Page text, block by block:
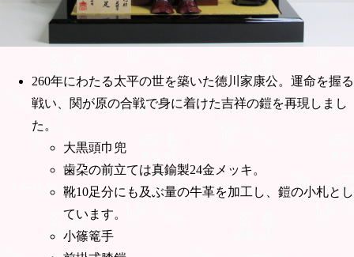
260年にわたる太平の世を築いた徳川家康公。運命を握る
戦い、関が原の合戦で身に着けた吉祥の鎧を再現しまし
た。
大黒頭巾兜
歯朶の前立ては真鍮製24金メッキ。
靴10足分にも及ぶ量の牛革を加工し、鎧の小札とし
ています。
小篠篭手